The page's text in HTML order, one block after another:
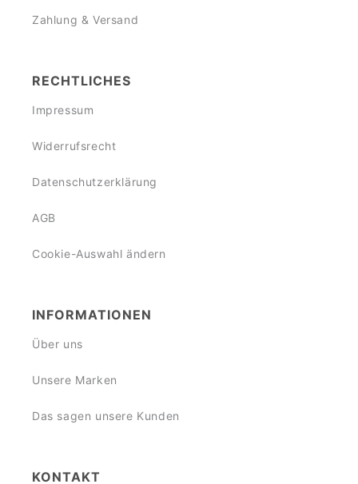
Zahlung & Versand
RECHTLICHES
Impressum
Widerrufsrecht
Datenschutzerklärung
AGB
Cookie-Auswahl ändern
INFORMATIONEN
Über uns
Unsere Marken
Das sagen unsere Kunden
KONTAKT